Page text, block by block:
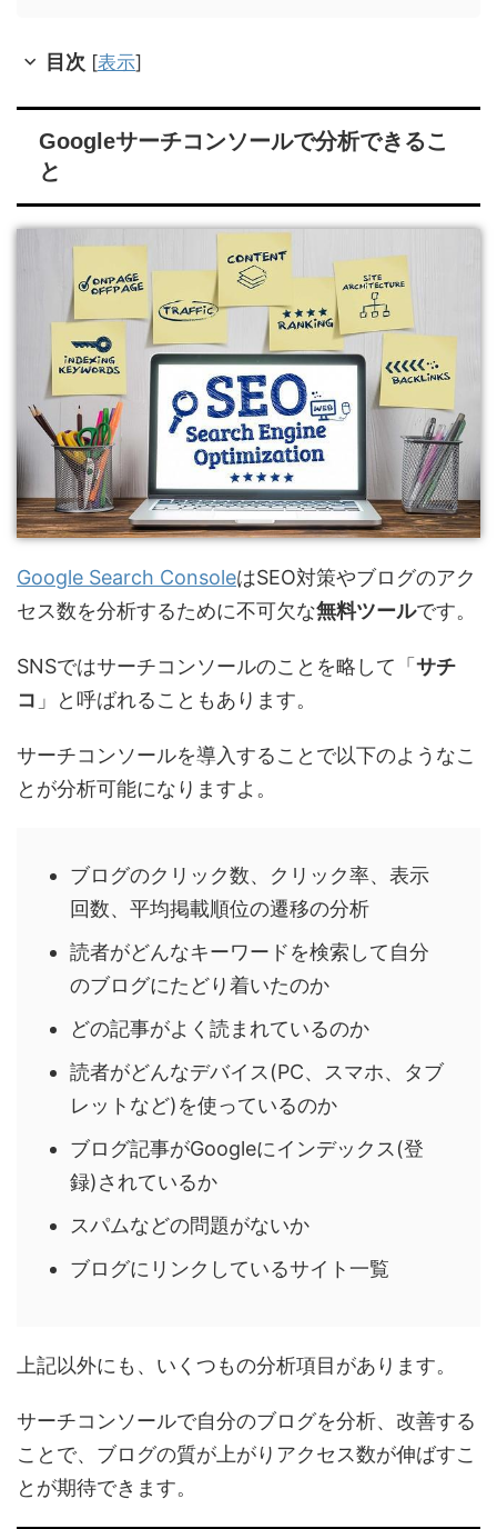
目次 [表示]
Googleサーチコンソールで分析できるこ
と
Google Search ConsoleはSEO対策やブログのアク
セス数を分析するために不可欠な無料ツールです。
SNSではサーチコンソールのことを略して「サチ
コ 」と呼ばれることもあります。
サーチコンソールを導入することで以下のようなこ
とが分析可能になりますよ。
ブログのクリック数、クリック率、表示
回数、平均掲載順位の遷移の分析
読者がどんなキーワードを検索して自分
のブログにたどり着いたのか
どの記事がよく読まれているのか
読者がどんなデバイス(PC、スマホ、タブ
レットなど)を使っているのか
ブログ記事がGoogleにインデックス(登
録)されているか
スパムなどの問題がないか
ブログにリンクしているサイト一覧
上記以外にも、いくつもの分析項目があります。
サーチコンソールで自分のブログを分析、改善する
ことで、ブログの質が上がりアクセス数が伸ばすこ
とが期待できます。